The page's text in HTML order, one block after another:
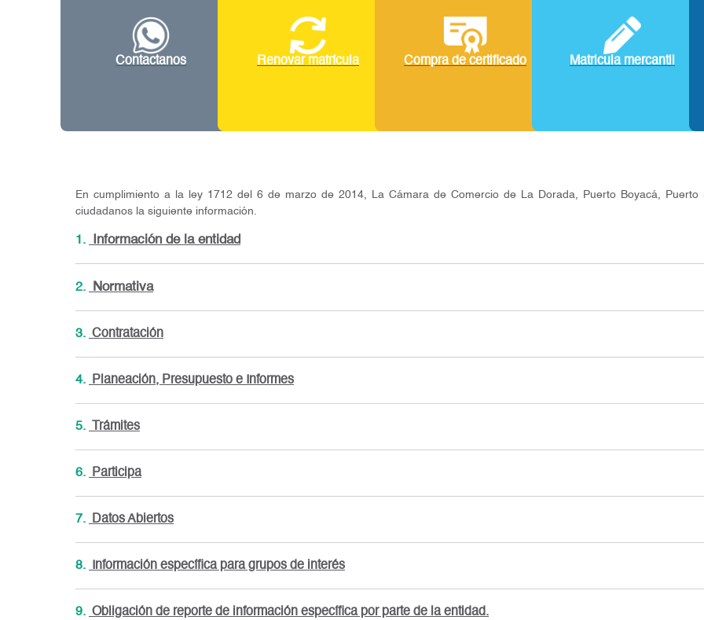
Contactanos Renovar matrícula Compra de certificado Matricula mercantil
En cumplimiento a la ley 1712 del 6 de marzo de 2014, La Cámara de Comercio de La Dorada, Puerto Boyacá,
ciudadanos la siguiente información.
1. Información de la entidad
2. Normativa
3. Contratación
4. Planeación, Presupuesto e Informes
5. Trámites
6. Participa
7. Datos Abiertos
8. Información específica para grupos de interés
9. Obligación de reporte de información específica por parte de la entidad.